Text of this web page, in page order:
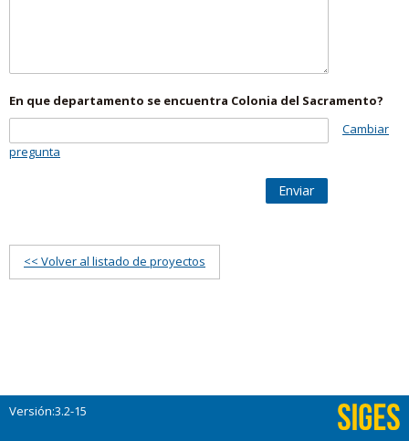
En que departamento se encuentra Colonia del Sacramento?
Cambiar
pregunta
Enviar
<< Volver al listado de proyectos
Versión:3.2-15